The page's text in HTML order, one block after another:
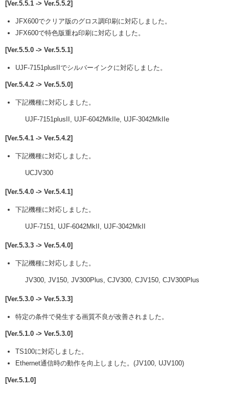
[Ver.5.5.1 -> Ver.5.5.2]
JFX600でクリア版のグロス調印刷に対応しました。
JFX600で特色版重ね印刷に対応しました。
[Ver.5.5.0 -> Ver.5.5.1]
UJF-7151plusIIでシルバーインクに対応しました。
[Ver.5.4.2 -> Ver.5.5.0]
下記機種に対応しました。
UJF-7151plusII, UJF-6042MkIIe, UJF-3042MkIIe
[Ver.5.4.1 -> Ver.5.4.2]
下記機種に対応しました。
UCJV300
[Ver.5.4.0 -> Ver.5.4.1]
下記機種に対応しました。
UJF-7151, UJF-6042MkII, UJF-3042MkII
[Ver.5.3.3 -> Ver.5.4.0]
下記機種に対応しました。
JV300, JV150, JV300Plus, CJV300, CJV150, CJV300Plus
[Ver.5.3.0 -> Ver.5.3.3]
特定の条件で発生する画質不良が改善されました。
[Ver.5.1.0 -> Ver.5.3.0]
TS100に対応しました。
Ethernet通信時の動作を向上しました。(JV100, UJV100)
[Ver.5.1.0]